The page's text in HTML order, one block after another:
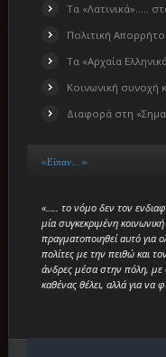
Τα «Λατινικά»…..
Πολιτική
Τα «Αρχαία
Κοινωνική συνοχή
Διαφορά στη
«Είπαν…..»
«….. το νόμο δεν τον
μία συγκεκριμένη
πραγματοποιηθεί αυτό για
πολίτες με την πειθώ και
άνδρες μέσα στην πόλη, με
καθένας θέλει, αλλά για